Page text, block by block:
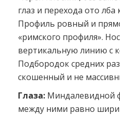
глаз и перехода ото
Профиль ровный и
«римского профиля».
вертикальную линию с
Подбородок средних
скошенный и не
Глаза: Миндалевидной
между ними равно